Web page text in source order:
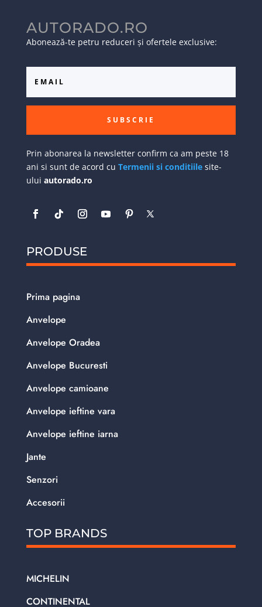
AUTORADO.RO
Abonează-te petru reduceri și ofertele exclusive:
SUBSCRIE
Prin abonarea la newsletter confirm ca am peste 18
ani si sunt de acord cu Termenii si conditiilesite-
ului autorado.ro
PRODUSE
Prima pagina
Anvelope
Anvelope Oradea
Anvelope Bucuresti
Anvelope camioane
Anvelope ieftine vara
Anvelope ieftine iarna
Jante
Senzori
Accesorii
TOP BRANDS
MICHELIN
CONTINENTAL